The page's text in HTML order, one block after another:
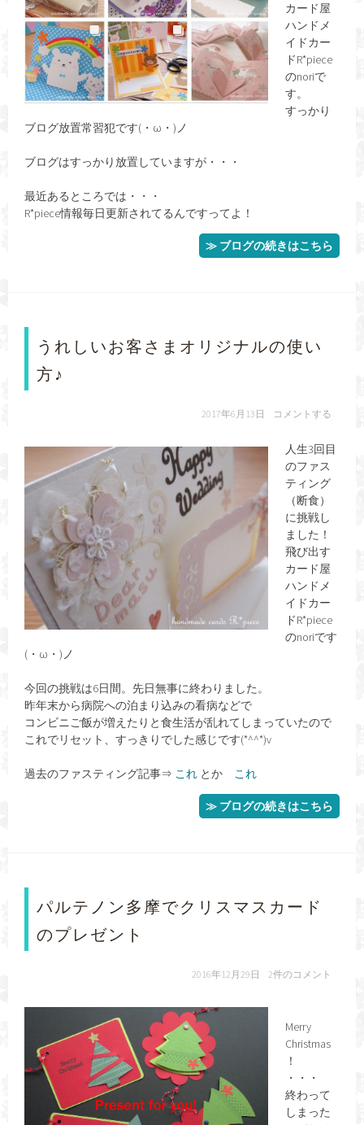
カード屋
ハンドメ
イドカー
ドR*piece
のnoriで
す。
すっかり
ブログ放置常習犯です(・ω・)ノ
ブログはすっかり放置していますが・・・
最近あるところでは・・・
R*piece情報毎日更新されてるんですってよ！
≫ ブログの続きはこちら
うれしいお客さまオリジナルの使い
方♪
2017年6月13日 コメントする
人生3回目
のファス
ティング
（断食）
に挑戦し
ました！
飛び出す
カード屋
ハンドメ
イドカー
ドR*piece
のnoriです
(・ω・)ノ
今回の挑戦は6日間。先日無事に終わりました。
昨年末から病院への泊まり込みの看病などで
コンビニご飯が増えたりと食生活が乱れてしまっていたので
これでリセット、すっきりでした感じです(*^^*)v
過去のファスティング記事⇒ これ とか これ
≫ ブログの続きはこちら
パルテノン多摩でクリスマスカード
のプレゼント
2016年12月29日 2件のコメント
Merry
Christmas
！
・・・
終わって
しまった